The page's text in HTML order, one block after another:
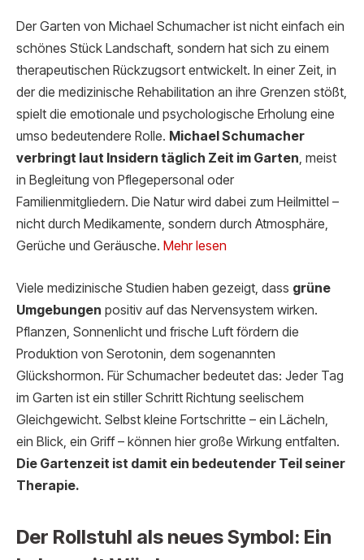
Der Garten von Michael Schumacher ist nicht einfach ein
schönes Stück Landschaft, sondern hat sich zu einem
therapeutischen Rückzugsort entwickelt. In einer Zeit, in
der die medizinische Rehabilitation an ihre Grenzen stößt,
spielt die emotionale und psychologische Erholung eine
umso bedeutendere Rolle. Michael Schumacher
verbringt laut Insidern täglich Zeit im Garten, meist
in Begleitung von Pflegepersonal oder
Familienmitgliedern. Die Natur wird dabei zum Heilmittel –
nicht durch Medikamente, sondern durch Atmosphäre,
Gerüche und Geräusche. Mehr lesen
Viele medizinische Studien haben gezeigt, dass grüne
Umgebungen positiv auf das Nervensystem wirken.
Pflanzen, Sonnenlicht und frische Luft fördern die
Produktion von Serotonin, dem sogenannten
Glückshormon. Für Schumacher bedeutet das: Jeder Tag
im Garten ist ein stiller Schritt Richtung seelischem
Gleichgewicht. Selbst kleine Fortschritte – ein Lächeln,
ein Blick, ein Griff – können hier große Wirkung entfalten.
Die Gartenzeit ist damit ein bedeutender Teil seiner
Therapie.
Der Rollstuhl als neues Symbol: Ein